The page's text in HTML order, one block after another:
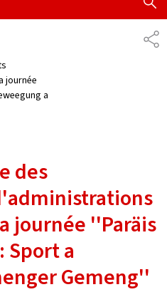
journée
a
des
journée ''Paräis
Sport a
Gemeng''